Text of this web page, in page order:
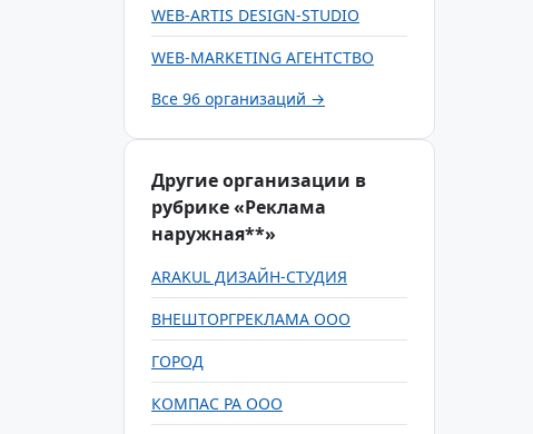
WEB-ARTIS DESIGN-STUDIO
WEB-MARKETING АГЕНТСТВО
Все 96 организаций →
Другие организации в
рубрике «Реклама
наружная**»
ARAKUL ДИЗАЙН-СТУДИЯ
ВНЕШТОРГРЕКЛАМА ООО
ГОРОД
КОМПАС РА ООО